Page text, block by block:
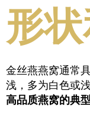
形
金丝燕燕窝通常
浅，多为白色或浅
高品质燕窝的典型